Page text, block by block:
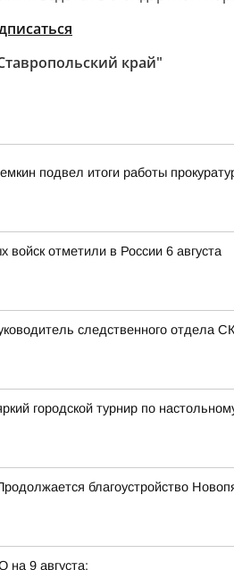
край"
подвел итоги работы
отметили в России 6 августа
следственного
городской турнир по
благоустройство
на 9 августа: